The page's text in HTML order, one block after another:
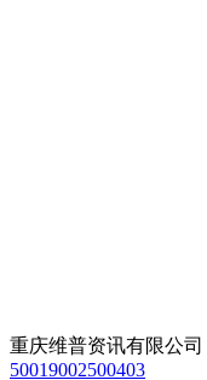
重庆维普资讯有限公司
50019002500403